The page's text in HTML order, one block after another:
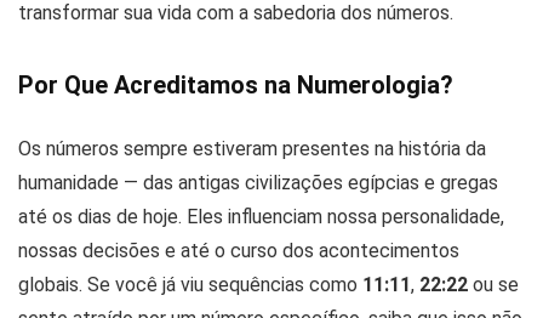
transformar sua vida com a sabedoria dos números.
Por Que Acreditamos na Numerologia?
Os números sempre estiveram presentes na história da
humanidade — das antigas civilizações egípcias e gregas
até os dias de hoje. Eles influenciam nossa personalidade,
nossas decisões e até o curso dos acontecimentos
globais. Se você já viu sequências como 11:11, 22:22 ou se